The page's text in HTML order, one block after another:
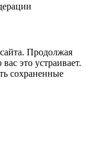
Продолжая
это устраивает.
сохраненные